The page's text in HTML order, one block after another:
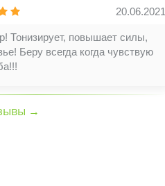
20.06.2021
Тонизирует, повышает силы,
Беру всегда когда чувствую
→